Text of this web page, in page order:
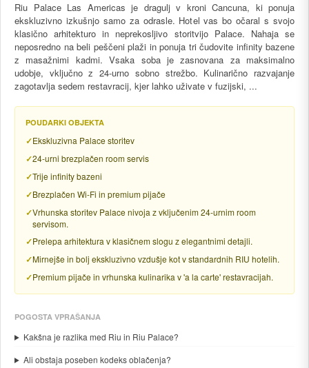
Riu Palace Las Americas je dragulj v kroni Cancuna, ki ponuja
ekskluzivno izkušnjo samo za odrasle. Hotel vas bo očaral s svojo
klasično arhitekturo in neprekosljivo storitvijo Palace. Nahaja se
neposredno na beli peščeni plaži in ponuja tri čudovite infinity bazene
z masažnimi kadmi. Vsaka soba je zasnovana za maksimalno
udobje, vključno z 24-urno sobno strežbo. Kulinarično razvajanje
zagotavlja sedem restavracij, kjer lahko uživate v fuzijski, ...
POUDARKI OBJEKTA
Ekskluzivna Palace storitev
24-urni brezplačen room servis
Trije infinity bazeni
Brezplačen Wi-Fi in premium pijače
Vrhunska storitev Palace nivoja z vključenim 24-urnim room
servisom.
Prelepa arhitektura v klasičnem slogu z elegantnimi detajli.
Mirnejše in bolj ekskluzivno vzdušje kot v standardnih RIU hotelih.
Premium pijače in vrhunska kulinarika v 'a la carte' restavracijah.
POGOSTA VPRAŠANJA
Kakšna je razlika med Riu in Riu Palace?
Ali obstaja poseben kodeks oblačenja?